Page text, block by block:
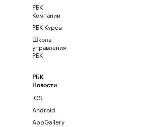
РБК
Компании
РБК Курсы
Школа
управления
РБК
РБК
Новости
iOS
Android
AppGallery